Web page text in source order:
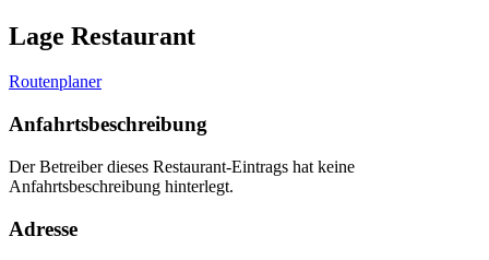
Lage Restaurant
Routenplaner
Anfahrtsbeschreibung
Der Betreiber dieses Restaurant-Eintrags hat keine
Anfahrtsbeschreibung hinterlegt.
Adresse